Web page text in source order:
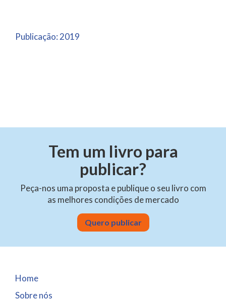
Publicação: 2019
Tem um livro para
publicar?
Peça-nos uma proposta e publique o seu livro com
as melhores condições de mercado
Quero publicar
Home
Sobre nós